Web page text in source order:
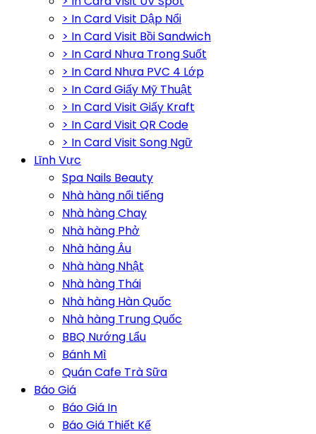
> In Card Visit Dập Nổi
> In Card Visit Bồi Sandwich
> In Card Nhựa Trong Suốt
> In Card Nhựa PVC 4 Lớp
> In Card Giấy Mỹ Thuật
> In Card Visit Giấy Kraft
> In Card Visit QR Code
> In Card Visit Song Ngữ
Lĩnh Vực
Spa Nails Beauty
Nhà hàng nổi tiếng
Nhà hàng Chay
Nhà hàng Phở
Nhà hàng Âu
Nhà hàng Nhật
Nhà hàng Thái
Nhà hàng Hàn Quốc
Nhà hàng Trung Quốc
BBQ Nướng Lẩu
Bánh Mì
Quán Cafe Trà Sữa
Báo Giá
Báo Giá In
Báo Giá Thiết Kế